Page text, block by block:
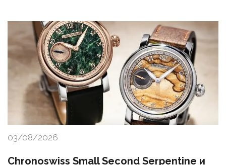
03/08/2026
Chronoswiss Small Second Serpentine и